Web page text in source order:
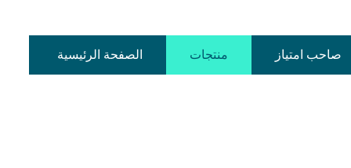
الصفحة الرئيسية منتجات صاحب امتياز